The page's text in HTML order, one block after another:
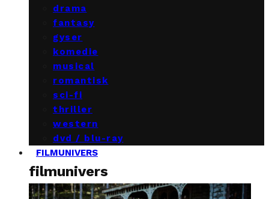
drama
fantasy
gyser
komedie
musical
romantisk
sci-fi
thriller
western
dvd / blu-ray
FILMUNIVERS
filmunivers